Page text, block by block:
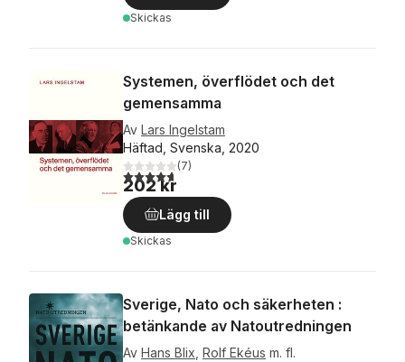
Skickas
Systemen, överflödet och det
gemensamma
Av Lars Ingelstam
Häftad, Svenska, 2020
4,7utav 5 stjärnor. Totalt antal röster:
(7)
202 kr
Lägg till
Skickas
Sverige, Nato och säkerheten :
betänkande av Natoutredningen
Av Hans Blix Rolf Ekéus m. fl.